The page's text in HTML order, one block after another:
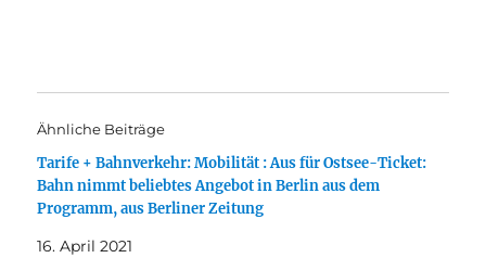
Ähnliche Beiträge
Tarife + Bahnverkehr: Mobilität : Aus für Ostsee-Ticket:
Bahn nimmt beliebtes Angebot in Berlin aus dem
Programm, aus Berliner Zeitung
16. April 2021